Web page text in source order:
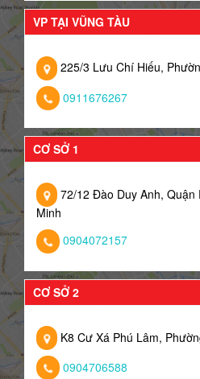
VP TẠI VŨNG TÀU
225/3 Lưu Chí Hiếu,
0911676267
CƠ SỞ 1
72/12 Đào Duy Anh, Quận
Minh
0904072157
CƠ SỞ 2
K8 Cư Xá Phú Lâm,
0904706588